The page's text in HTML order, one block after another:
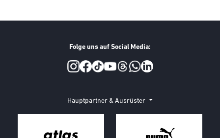
Folge uns auf Social Media:
Hauptpartner & Ausrüster